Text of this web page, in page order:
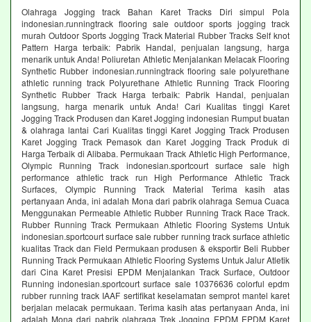
Olahraga Jogging track Bahan Karet Tracks Diri simpul Pola
indonesian.runningtrack flooring sale outdoor sports jogging track
murah Outdoor Sports Jogging Track Material Rubber Tracks Self knot
Pattern Harga terbaik: Pabrik Handal, penjualan langsung, harga
menarik untuk Anda! Poliuretan Athletic Menjalankan Melacak Flooring
Synthetic Rubber indonesian.runningtrack flooring sale polyurethane
athletic running track Polyurethane Athletic Running Track Flooring
Synthetic Rubber Track Harga terbaik: Pabrik Handal, penjualan
langsung, harga menarik untuk Anda! Cari Kualitas tinggi Karet
Jogging Track Produsen dan Karet Jogging indonesian Rumput buatan
& olahraga lantai Cari Kualitas tinggi Karet Jogging Track Produsen
Karet Jogging Track Pemasok dan Karet Jogging Track Produk di
Harga Terbaik di Alibaba. Permukaan Track Athletic High Performance,
Olympic Running Track indonesian.sportcourt surface sale high
performance athletic track run High Performance Athletic Track
Surfaces, Olympic Running Track Material Terima kasih atas
pertanyaan Anda, ini adalah Mona dari pabrik olahraga Semua Cuaca
Menggunakan Permeable Athletic Rubber Running Track Race Track.
Rubber Running Track Permukaan Athletic Flooring Systems Untuk
indonesian.sportcourt surface sale rubber running track surface athletic
kualitas Track dan Field Permukaan produsen & eksportir Beli Rubber
Running Track Permukaan Athletic Flooring Systems Untuk Jalur Atletik
dari Cina Karet Presisi EPDM Menjalankan Track Surface, Outdoor
Running indonesian.sportcourt surface sale 10376636 colorful epdm
rubber running track IAAF sertifikat keselamatan semprot mantel karet
berjalan melacak permukaan. Terima kasih atas pertanyaan Anda, ini
adalah Mona dari pabrik olahraga Trek Jogging EPDM EPDM Karet